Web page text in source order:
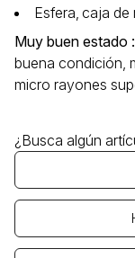
Esfera‚ caja
Muy buen estado :
buena condición,
micro rayones
¿Busca algún